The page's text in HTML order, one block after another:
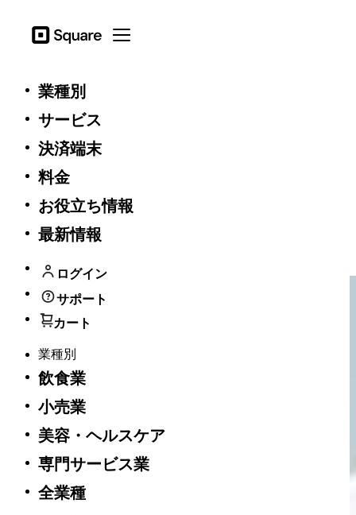
Square Open menu
業種別
サービス
決済端末
料金
お役立ち情報
最新情報
ログイン
サポート
カート
業種別
飲食業
小売業
美容・ヘルスケア
専門サービス業
全業種
ビジネスにスピードを。導入・決済・
入金、すべてがはやいSquare
最短申込当日から決済を開始。決済処理もお客さまを待たせ
ず一瞬。売上の入金は即時に*。Squareは、ビジネスを”はや
さ”でサポートします。
お問い合わせ
入力項目少なめ！
最短１分で！